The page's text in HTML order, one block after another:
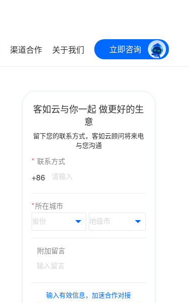
渠道合作 关于我们 立即咨询
客如云与你一起 做更好的生
意
留下您的联系方式，客如云顾问将来电
与您沟通
* 联系方式
+86
*所在城市
附加留言
输入有效信息，加速合作对接